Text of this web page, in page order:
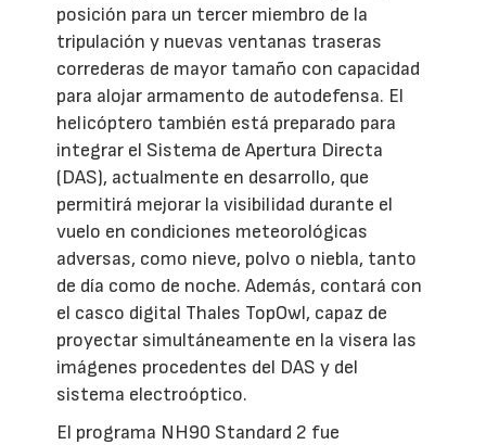
posición para un tercer miembro de la
tripulación y nuevas ventanas traseras
correderas de mayor tamaño con capacidad
para alojar armamento de autodefensa. El
helicóptero también está preparado para
integrar el Sistema de Apertura Directa
(DAS), actualmente en desarrollo, que
permitirá mejorar la visibilidad durante el
vuelo en condiciones meteorológicas
adversas, como nieve, polvo o niebla, tanto
de día como de noche. Además, contará con
el casco digital Thales TopOwl, capaz de
proyectar simultáneamente en la visera las
imágenes procedentes del DAS y del
sistema electroóptico.
El programa NH90 Standard 2 fue